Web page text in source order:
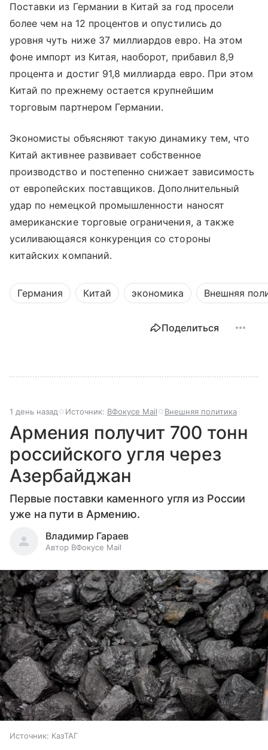
Поставки из Германии в Китай за год просели
более чем на 12 процентов и опустились до
уровня чуть ниже 37 миллиардов евро. На этом
фоне импорт из Китая, наоборот, прибавил 8,9
процента и достиг 91,8 миллиарда евро. При этом
Китай по прежнему остается крупнейшим
торговым партнером Германии.
Экономисты объясняют такую динамику тем, что
Китай активнее развивает собственное
производство и постепенно снижает зависимость
от европейских поставщиков. Дополнительный
удар по немецкой промышленности наносят
американские торговые ограничения, а также
усиливающаяся конкуренция со стороны
китайских компаний.
Германия Китай экономика Внешняя
Поделиться
1 день назад Источник: ВФокусе Mail Внешняя политика
Армения получит 700 тонн
российского угля через
Азербайджан
Первые поставки каменного угля из России
уже на пути в Армению.
Владимир Гараев
Автор ВФокусе Mail
Источник: КазТАГ